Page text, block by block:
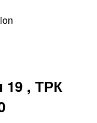
19 , ТРК